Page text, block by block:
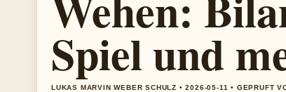
Spiel und
LUKAS MARVIN WEBER SCHULZ • 2026-05-11 • GEPRUFT